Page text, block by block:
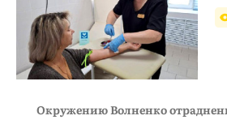
Окружению Волненко